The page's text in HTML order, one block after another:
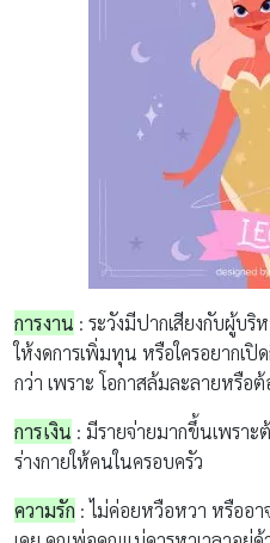
การงาน : ระวังมีปากเสียงกับผู้บริ
ให้งดการเพิ่มทุน หรือใครอยากเ
กว่า เพราะ โอกาสล้มละลายหรือต้
การเงิน : มีรายจ่ายมากขึ้นเพราะ
ร่างกายให้คนในครอบครัว
ความรัก :ไม่ค่อยหวือหวา หรืออา